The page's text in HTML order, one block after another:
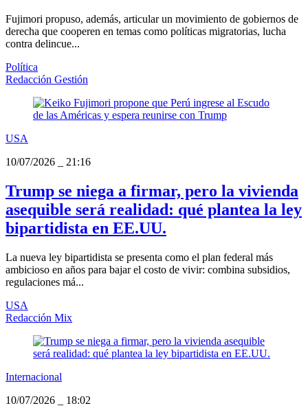
Fujimori propuso, además, articular un movimiento de gobiernos de
derecha que cooperen en temas como políticas migratorias, lucha
contra delincue...
Política
Redacción Gestión
USA
10/07/2026
21:16
Trump se niega a firmar, pero la vivienda
asequible será realidad: qué plantea la ley
bipartidista en EE.UU.
La nueva ley bipartidista se presenta como el plan federal más
ambicioso en años para bajar el costo de vivir: combina subsidios,
regulaciones má...
USA
Redacción Mix
Internacional
10/07/2026
18:02